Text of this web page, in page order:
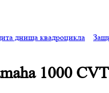
днища квадроцикла
1000